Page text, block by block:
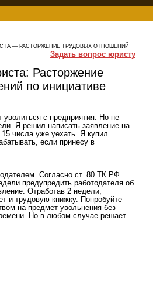
— РАСТОРЖЕНИЕ ТРУДОВЫХ ОТНОШЕНИЙ
Задать вопрос юристу
Расторжение
по инициативе
с предприятия. Но не
Я решил написать заявление на
числа уже уехать. Я купил
если принесу в
Согласно ст. 80 TК РФ
предупредить работодателя об
Отработав 2 недели,
и трудовую книжку. Попробуйте
на предмет увольнения без
Но в любом случае решает